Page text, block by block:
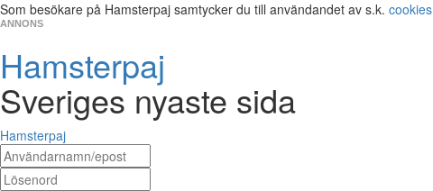
Som besökare på Hamsterpaj samtycker du till användandet av s.k. cookies
ANNONS
Hamsterpaj
Sveriges nyaste sida
Hamsterpaj